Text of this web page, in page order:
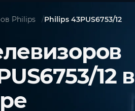
Philips Philips 43PUS6753/12
12 в